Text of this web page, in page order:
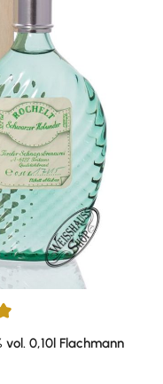
5 Sternen
0,10l Flachmann